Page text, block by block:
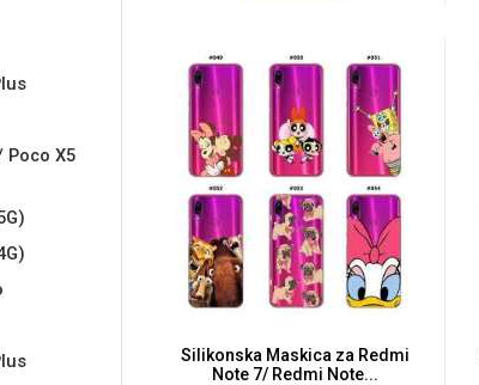
Poco X5
Silikonska Maskica za Redmi
Note 7/ Redmi Note...